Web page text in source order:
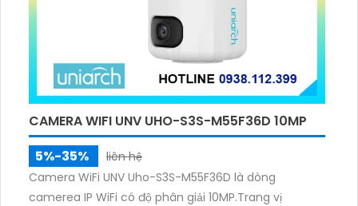
CAMERA WIFI UNV UHO-S3S-M55F36D 10MP
5%-35%
liên hệ
Camera WiFi UNV Uho-S3S-M55F36D là dòng
camerea IP WiFi có độ phân giải 10MP.Trang vị